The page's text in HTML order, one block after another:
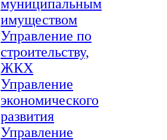
муниципальным
имуществом
Управление по
строительству,
ЖКХ
Управление
экономического
развития
Управление